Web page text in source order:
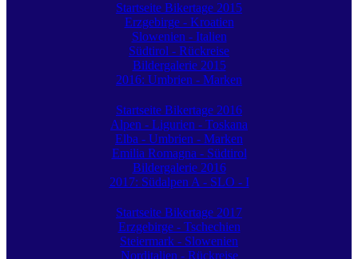
Startseite Bikertage 2015
Erzgebirge - Kroatien
Slowenien - Italien
Südtirol - Rückreise
Bildergalerie 2015
2016: Umbrien - Marken
Startseite Bikertage 2016
Alpen - Ligurien - Toskana
Elba - Umbrien - Marken
Emilia Romagna - Südtirol
Bildergalerie 2016
2017: Südalpen A - SLO - I
Startseite Bikertage 2017
Erzgebirge - Tschechien
Steiermark - Slowenien
Norditalien - Rückreise